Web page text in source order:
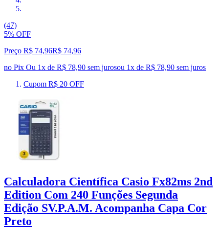
(47)
5% OFF
Preço R$ 74,96R$ 74,96
no Pix Ou 1x de R$ 78,90 sem jurosou 1x de R$ 78,90 sem juros
Cupom R$ 20 OFF
Calculadora Científica Casio Fx82ms 2nd
Edition Com 240 Funções Segunda
Edição SV.P.A.M. Acompanha Capa Cor
Preto